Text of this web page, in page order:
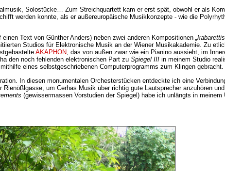
Solostücke… Zum Streichquartett kam er erst spät, obwohl er als
werden konnte, als er außereuropäische Musikkonzepte - wie die
einen Text von Günther Anders) neben zwei anderen Kompositionen
Studios für Elektronische Musik an der Wiener Musikakademie. Zu
AKAPHON, das von außen zwar wie ein Pianino aussieht, im
den noch fehlenden elektronischen Part zu Spiegel III in meinem Studio
eines selbstgeschriebenen Computerprogramms zum Klingen gebracht.
In diesen monumentalen Orchesterstücken entdeckte ich eine
um Cerhas Musik über richtig gute Lautsprecher anzuhören
(gewissermassen Vorstudien der Spiegel) habe ich unlängts in